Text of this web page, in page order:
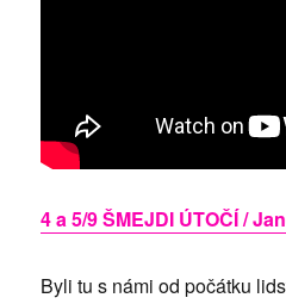
4 a 5/9 ŠMEJDI ÚTOČÍ /
Byli tu s námi od počátku